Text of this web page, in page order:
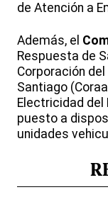
de Atención a
Además, el
Respuesta de
Corporación
Santiago
Electricidad del
puesto a
unidades